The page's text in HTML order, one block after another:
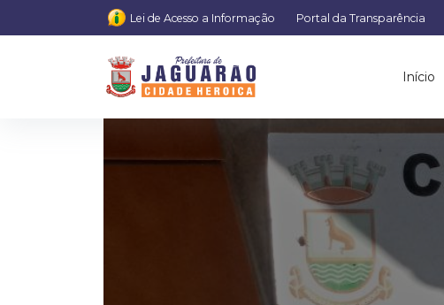
Lei de Acesso a Informação Portal da Transparência
Início